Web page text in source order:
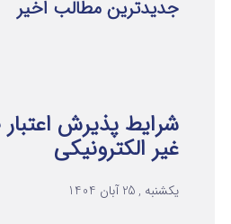
جدیدترین مطالب اخیر
شرایط پذیرش
غیر الکترونیکی
یکشنبه , 25 آبان 1404